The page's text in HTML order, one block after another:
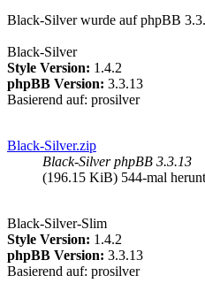
Black-Silver wurde auf phpBB
Black-Silver
Style Version: 1.4.2
phpBB Version: 3.3.13
Basierend auf: prosilver
Black-Silver.zip
Black-Silver phpBB 3.3.13
(196.15 KiB) 544-mal
Black-Silver-Slim
Style Version: 1.4.2
phpBB Version: 3.3.13
Basierend auf: prosilver